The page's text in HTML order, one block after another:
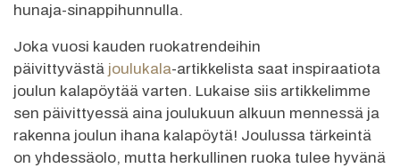
hunaja-sinappihunnulla.
Joka vuosi kauden ruokatrendeihin
päivittyvästä joulukala-artikkelista saat inspiraatiota
joulun kalapöytää varten. Lukaise siis artikkelimme
sen päivittyessä aina joulukuun alkuun mennessä ja
rakenna joulun ihana kalapöytä! Joulussa tärkeintä
on yhdessäolo, mutta herkullinen ruoka tulee hyvänä